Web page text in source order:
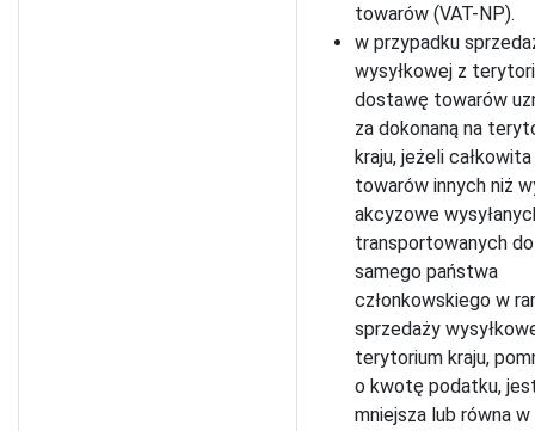
towarów (VAT-NP).
w przypadku
wysyłkowej z
dostawę towarów
za dokonaną na
kraju, jeżeli
towarów innych niż
akcyzowe
transportowanych
samego państwa
członkowskiego w
sprzedaży
terytorium kraju,
o kwotę podatku,
mniejsza lub równa w